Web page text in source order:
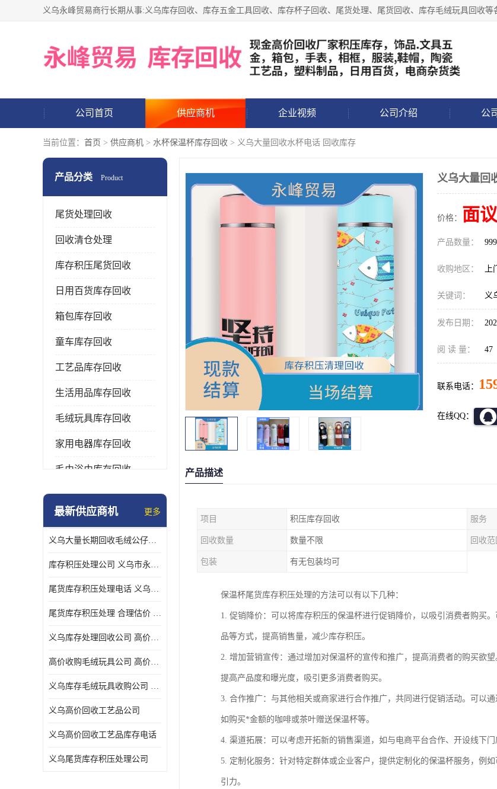
公司首页 供应商机 企业视频 公司介绍 公
当前位置： 首页 > 供应商机 > 水杯保温杯库存回收 > 义乌大量回收水杯电话 回收库存
产品分类 Product
尾货处理回收
回收清仓处理
库存积压尾货回收
日用百货库存回收
箱包库存回收
童车库存回收
工艺品库存回收
生活用品库存回收
毛绒玩具库存回收
家用电器库存回收
毛巾浴巾库存回收
水杯保温杯库存回收
五金工具库存回收
库存厨具回收
最新供应商机 更多
义乌大量长期回收毛绒公仔公司 高价回收库存积压 高价回收 欢迎电话咨询
库存积压处理公司 义乌市永峰贸易商行
尾货库存积压处理电话 义乌市永峰贸易商行
尾货库存积压处理 合理估价 量大量小均可
义乌库存处理回收公司 高价回收库存积压 大量尾货回收
高价收购毛绒玩具公司 高价回收库存积压 回收库存 二手勿扰
义乌库存毛绒玩具收购公司 高价回收库存积压 义乌市永峰贸易商行
义乌高价回收工艺品公司
义乌高价回收工艺品库存电话
义乌尾货库存积压处理公司
义乌大量回
价格： 面议
产品数量：
收购地区：
关键词： 义
发布日期：
阅 读 量： 47
联系电话：
在线QQ：
产品描述
项目 积压库存回收 服务
回收数量 数量不限 回收范
包装 有无包装均可
保温杯尾货库存积压处理的方法可以有以下几种：
1. 促销降价：可以将库存积压的保温杯进行促销降价，以吸引消费者购买
品等方式，提高销售量，减少库存积压。
2. 增加营销宣传：通过增加对保温杯的宣传和推广，提高消费者的购买欲
提高产品度和曝光度，吸引更多消费者购买。
3. 合作推广：与其他相关或商家进行合作推广，共同进行促销活动。可以
如购买*金额的咖啡或茶叶赠送保温杯等。
4. 渠道拓展：可以考虑开拓新的销售渠道，如与电商平台合作、开设线下
5. 定制化服务：针对特定群体或企业客户，提供定制化的保温杯服务，例
引力。